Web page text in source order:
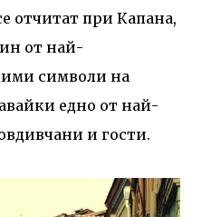
отчитат при Капана,
от най-
символи на
едно от най-
и гости.